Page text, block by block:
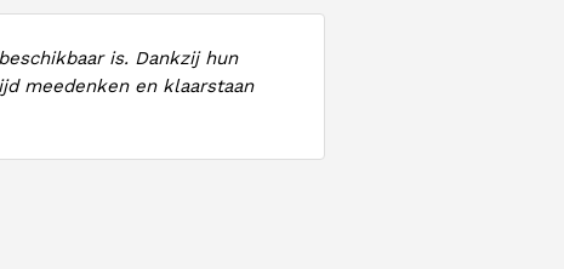
is. Dankzij hun
meedenken en klaarstaan